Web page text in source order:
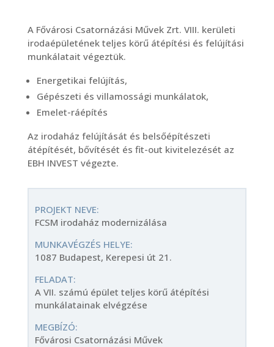
A Fővárosi Csatornázási Művek Zrt. VIII. kerületi
irodaépületének teljes körű átépítési és felújítási
munkálatait végeztük.
Energetikai felújítás,
Gépészeti és villamossági munkálatok,
Emelet-ráépítés
Az irodaház felújítását és belsőépítészeti
átépítését, bővítését és fit-out kivitelezését az
EBH INVEST végezte.
PROJEKT NEVE:
FCSM irodaház modernizálása
MUNKAVÉGZÉS HELYE:
1087 Budapest, Kerepesi út 21.
FELADAT:
A VII. számú épület teljes körű átépítési
munkálatainak elvégzése
MEGBÍZÓ:
Fővárosi Csatornázási Művek